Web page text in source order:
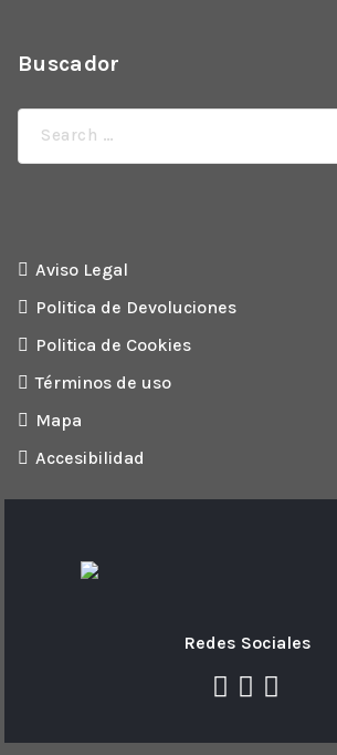
Buscador
Aviso Legal
Politica de Devoluciones
Politica de Cookies
Términos de uso
Mapa
Accesibilidad
Redes Sociales